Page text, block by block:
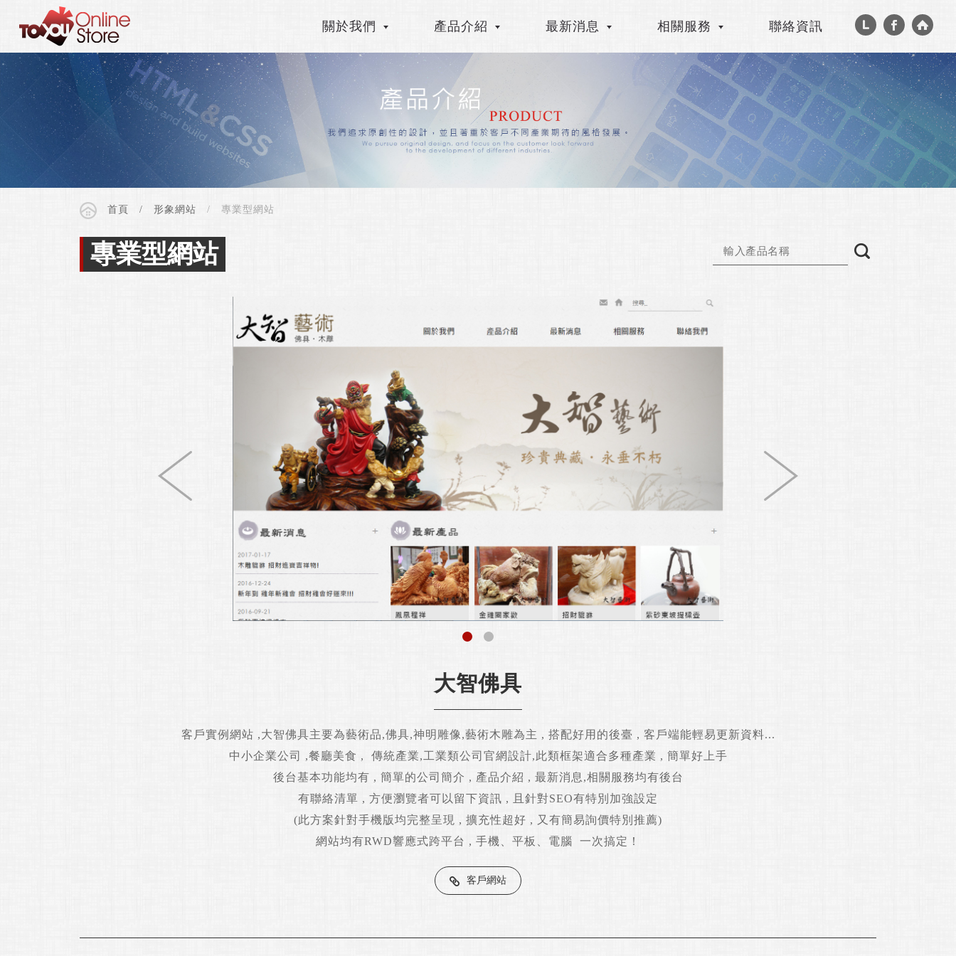
關於我們 產品介紹 最新消息 相關服務 聯絡資訊
首頁 形象網站 專業型網站
專業型網站
大智佛具
客戶實例網站 ,大智佛具主要為藝術品,佛具,神明雕像,藝術木雕為主 , 搭配好用的後臺 , 客戶端能輕易更新資料...
中小企業公司 ,餐廳美食 , 傳統產業,工業類公司官網設計,此類框架適合多種產業 , 簡單好上手
後台基本功能均有 , 簡單的公司簡介 , 產品介紹 , 最新消息,相關服務均有後台
有聯絡清單 , 方便瀏覽者可以留下資訊 , 且針對SEO有特別加強設定
(此方案針對手機版均完整呈現 , 擴充性超好 , 又有簡易詢價特別推薦)
網站均有RWD響應式跨平台 , 手機、平板、電腦 一次搞定！
客戶網站